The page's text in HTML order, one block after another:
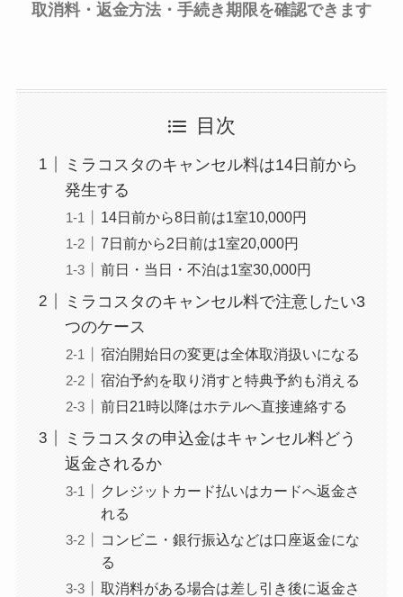
取消料・返金方法・手続き期限を確認できます
目次
ミラコスタのキャンセル料は14日前から
発生する
14日前から8日前は1室10,000円
7日前から2日前は1室20,000円
前日・当日・不泊は1室30,000円
ミラコスタのキャンセル料で注意したい3
つのケース
宿泊開始日の変更は全体取消扱いになる
宿泊予約を取り消すと特典予約も消える
前日21時以降はホテルへ直接連絡する
ミラコスタの申込金はキャンセル料どう
返金されるか
クレジットカード払いはカードへ返金さ
れる
コンビニ・銀行振込などは口座返金にな
る
取消料がある場合は差し引き後に返金さ